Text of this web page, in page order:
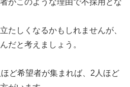
たしくなるかもしれませんが、
だと考えましょう。
ど希望者が集まれば、2人ほど